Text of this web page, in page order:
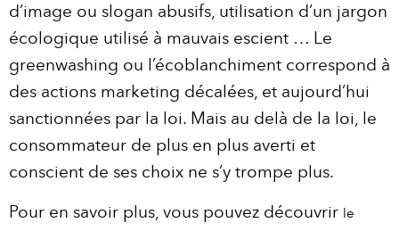
d’image ou slogan abusifs, utilisation d’un jargon
écologique utilisé à mauvais escient … Le
greenwashing ou l’écoblanchiment correspond à
des actions marketing décalées, et aujourd’hui
sanctionnées par la loi. Mais au delà de la loi, le
consommateur de plus en plus averti et
conscient de ses choix ne s’y trompe plus.
Pour en savoir plus, vous pouvez découvrir le